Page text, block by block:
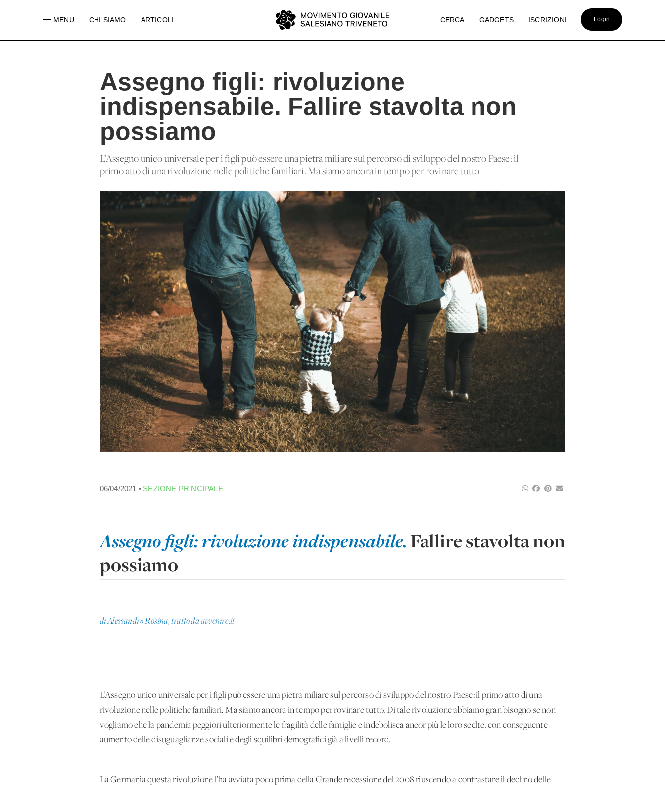
MENU CHI SIAMO ARTICOLI CERCA GADGETS ISCRIZIONI Login
Assegno figli: rivoluzione
indispensabile. Fallire stavolta non
possiamo
L’Assegno unico universale per i figli può essere una pietra miliare sul percorso di sviluppo del nostro Paese: il
primo atto di una rivoluzione nelle politiche familiari. Ma siamo ancora in tempo per rovinare tutto
06/04/2021 • SEZIONE PRINCIPALE
Assegno figli: rivoluzione indispensabile.Fallire stavolta non
possiamo
di Alessandro Rosina, tratto daavvenire.it
L’Assegno unico universale per i figli può essere una pietra miliare sul percorso di sviluppo del nostro Paese: il primo atto di una
rivoluzione nelle politiche familiari. Ma siamo ancora in tempo per rovinare tutto. Di tale rivoluzione abbiamo gran bisogno se non
vogliamo che la pandemia peggiori ulteriormente le fragilità delle famiglie e indebolisca ancor più le loro scelte, con conseguente
aumento delle disuguaglianze sociali e degli squilibri demografici già a livelli record.
La Germania questa rivoluzione l’ha avviata poco prima della Grande recessione del 2008 riuscendo a contrastare il declino delle